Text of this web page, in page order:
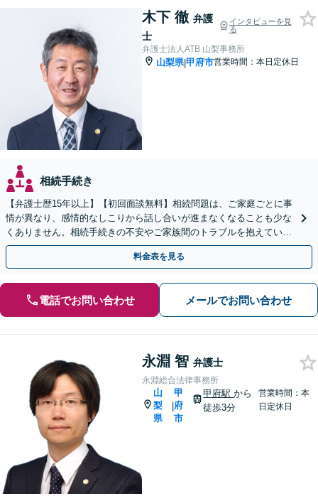
木下 徹 弁護
士
インタビューを見
る
弁護士法人ATB 山梨事務所
山梨県|甲府市営業時間：本日定休日
相続手続き
【弁護士歴15年以上】【初回面談無料】相続問題は、ご家庭ごとに事
情が異なり、感情的なしこりから話し合いが進まなくなることも少な
くありません。相続手続きの不安やご家族間のトラブルを抱えている
方は、おひとりで悩まず、当事務所へご相談ください。
料金表を見る
電話でお問い合わせ メールでお問い合わせ
永淵 智 弁護士
永淵総合法律事務所
山
梨
県
|
甲
府
市
甲府駅から
徒歩3分
営業時間：本
日定休日